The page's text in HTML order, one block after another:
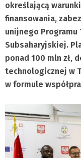
określającą
finansowania,
unijnego Programu
Subsaharyjskiej.
ponad 100 mln zł,
technologicznej w
w formule